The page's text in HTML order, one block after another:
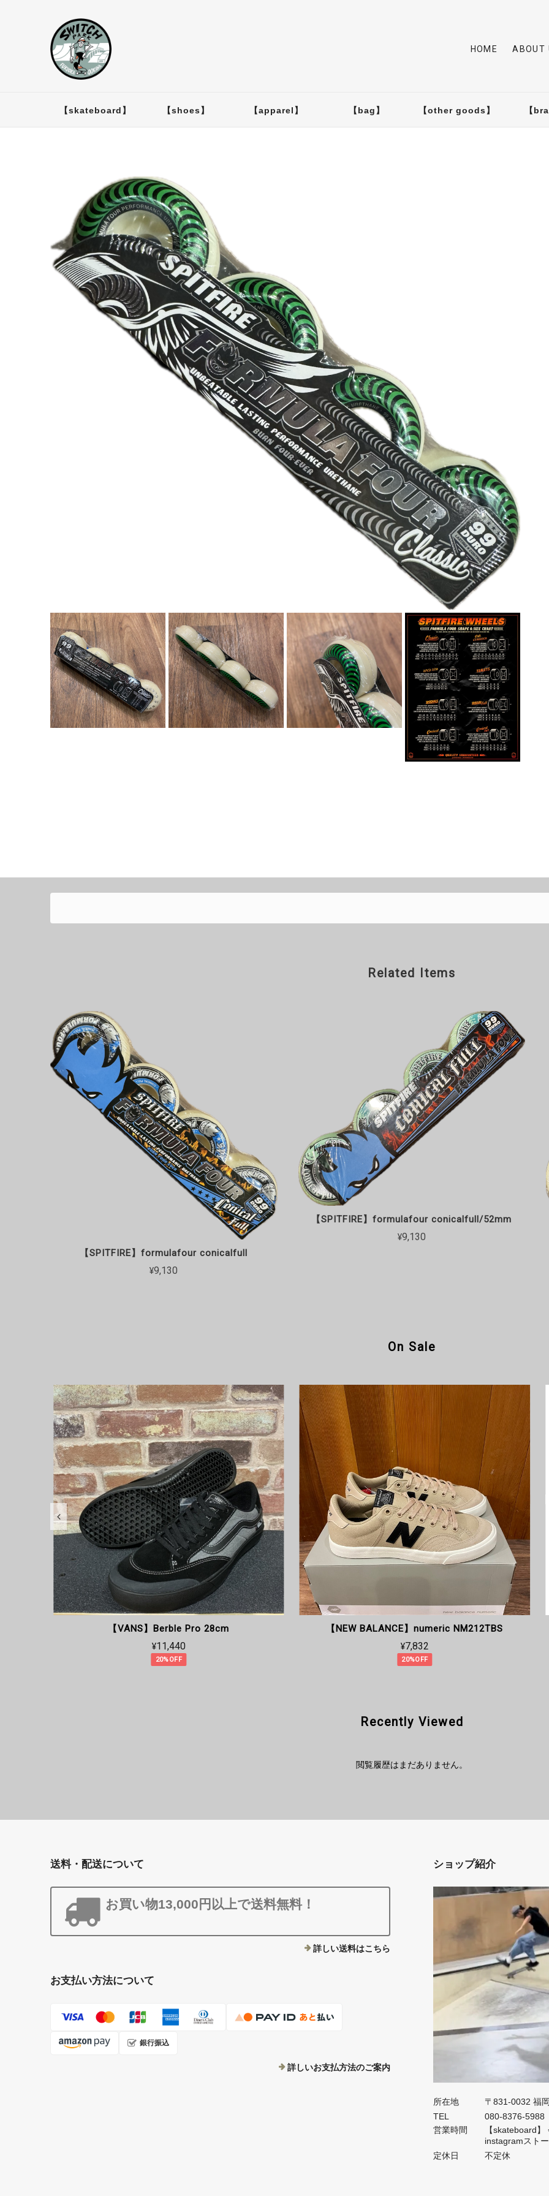
HOME ABOUT
【skateboard】 【shoes】 【apparel】 【bag】 【other goods】 【
Related Items
【SPITFIRE】formulafour conicalfull
¥9,130
【SPITFIRE】formulafour conicalfull/52mm
¥9,130
On Sale
【VANS】Berble Pro 28cm
¥11,440
20%OFF
【NEW BALANCE】numeric NM212TBS
¥7,832
20%OFF
Recently Viewed
閲覧履歴はまだありません。
送料・配送について
お買い物13,000円以上で送料無料！
詳しい送料はこちら
お支払い方法について
銀行振込
詳しいお支払方法のご案内
ショップ紹介
所在地
〒831-0032 福
TEL
080-8376-5988
営業時間
【skateboard
instagramスト
定休日
不定休